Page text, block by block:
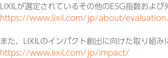
LIXILが選定されているその他のESG指数およ
https://www.lixil.com/jp/about/
また、LIXILのインパクト創出に向けた取り組
https://www.lixil.com/jp/impact/